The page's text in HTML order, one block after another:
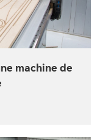
machine de